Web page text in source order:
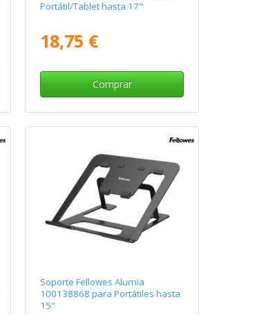
Portátil/Tablet hasta 17"
18,75 €
Comprar
Soporte Fellowes Alumia
100138868 para Portátiles hasta
15"